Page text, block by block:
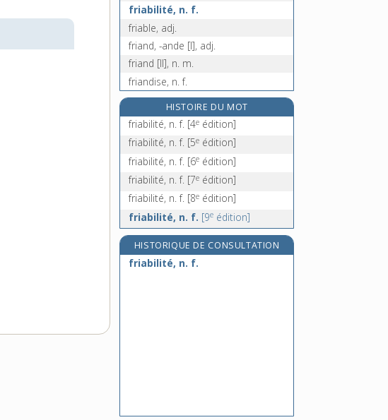
friabilité, n. f.
friable, adj.
friand, -ande [I], adj.
friand [II], n. m.
friandise, n. f.
fric, n. m.
fricandeau, n. m.
fricasseur, -euse, n.
HISTOIRE DU MOT
friabilité, n. f. [4e édition]
friabilité, n. f. [5e édition]
friabilité, n. f. [6e édition]
friabilité, n. f. [7e édition]
friabilité, n. f. [8e édition]
friabilité, n. f. [9e édition]
HISTORIQUE DE CONSULTATION
friabilité, n. f.